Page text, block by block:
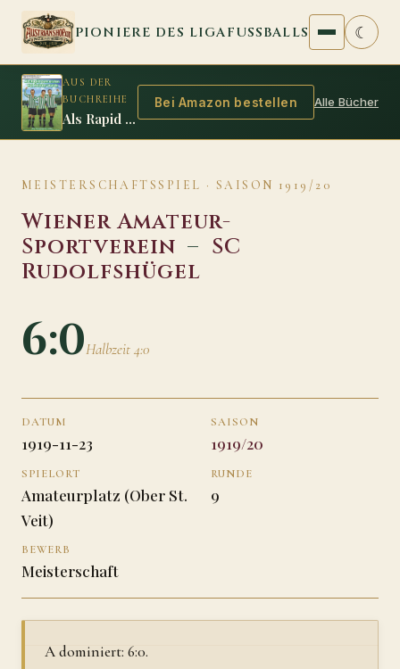
Zum Inhalt springen
PIONIERE DES LIGAFUSSBALLS ☾
AUS DER
BUCHREIHE
Als Rapid zum ersten Mal Meister wurde
Bei Amazon bestellen Alle Bücher
MEISTERSCHAFTSSPIEL · SAISON 1919/20
Wiener Amateur-
Sportverein – SC
Rudolfshügel
6:0Halbzeit 4:0
DATUM
1919-11-23
SAISON
1919/20
SPIELORT
Amateurplatz (Ober St.
Veit)
RUNDE
9
BEWERB
Meisterschaft
A dominiert: 6:0.